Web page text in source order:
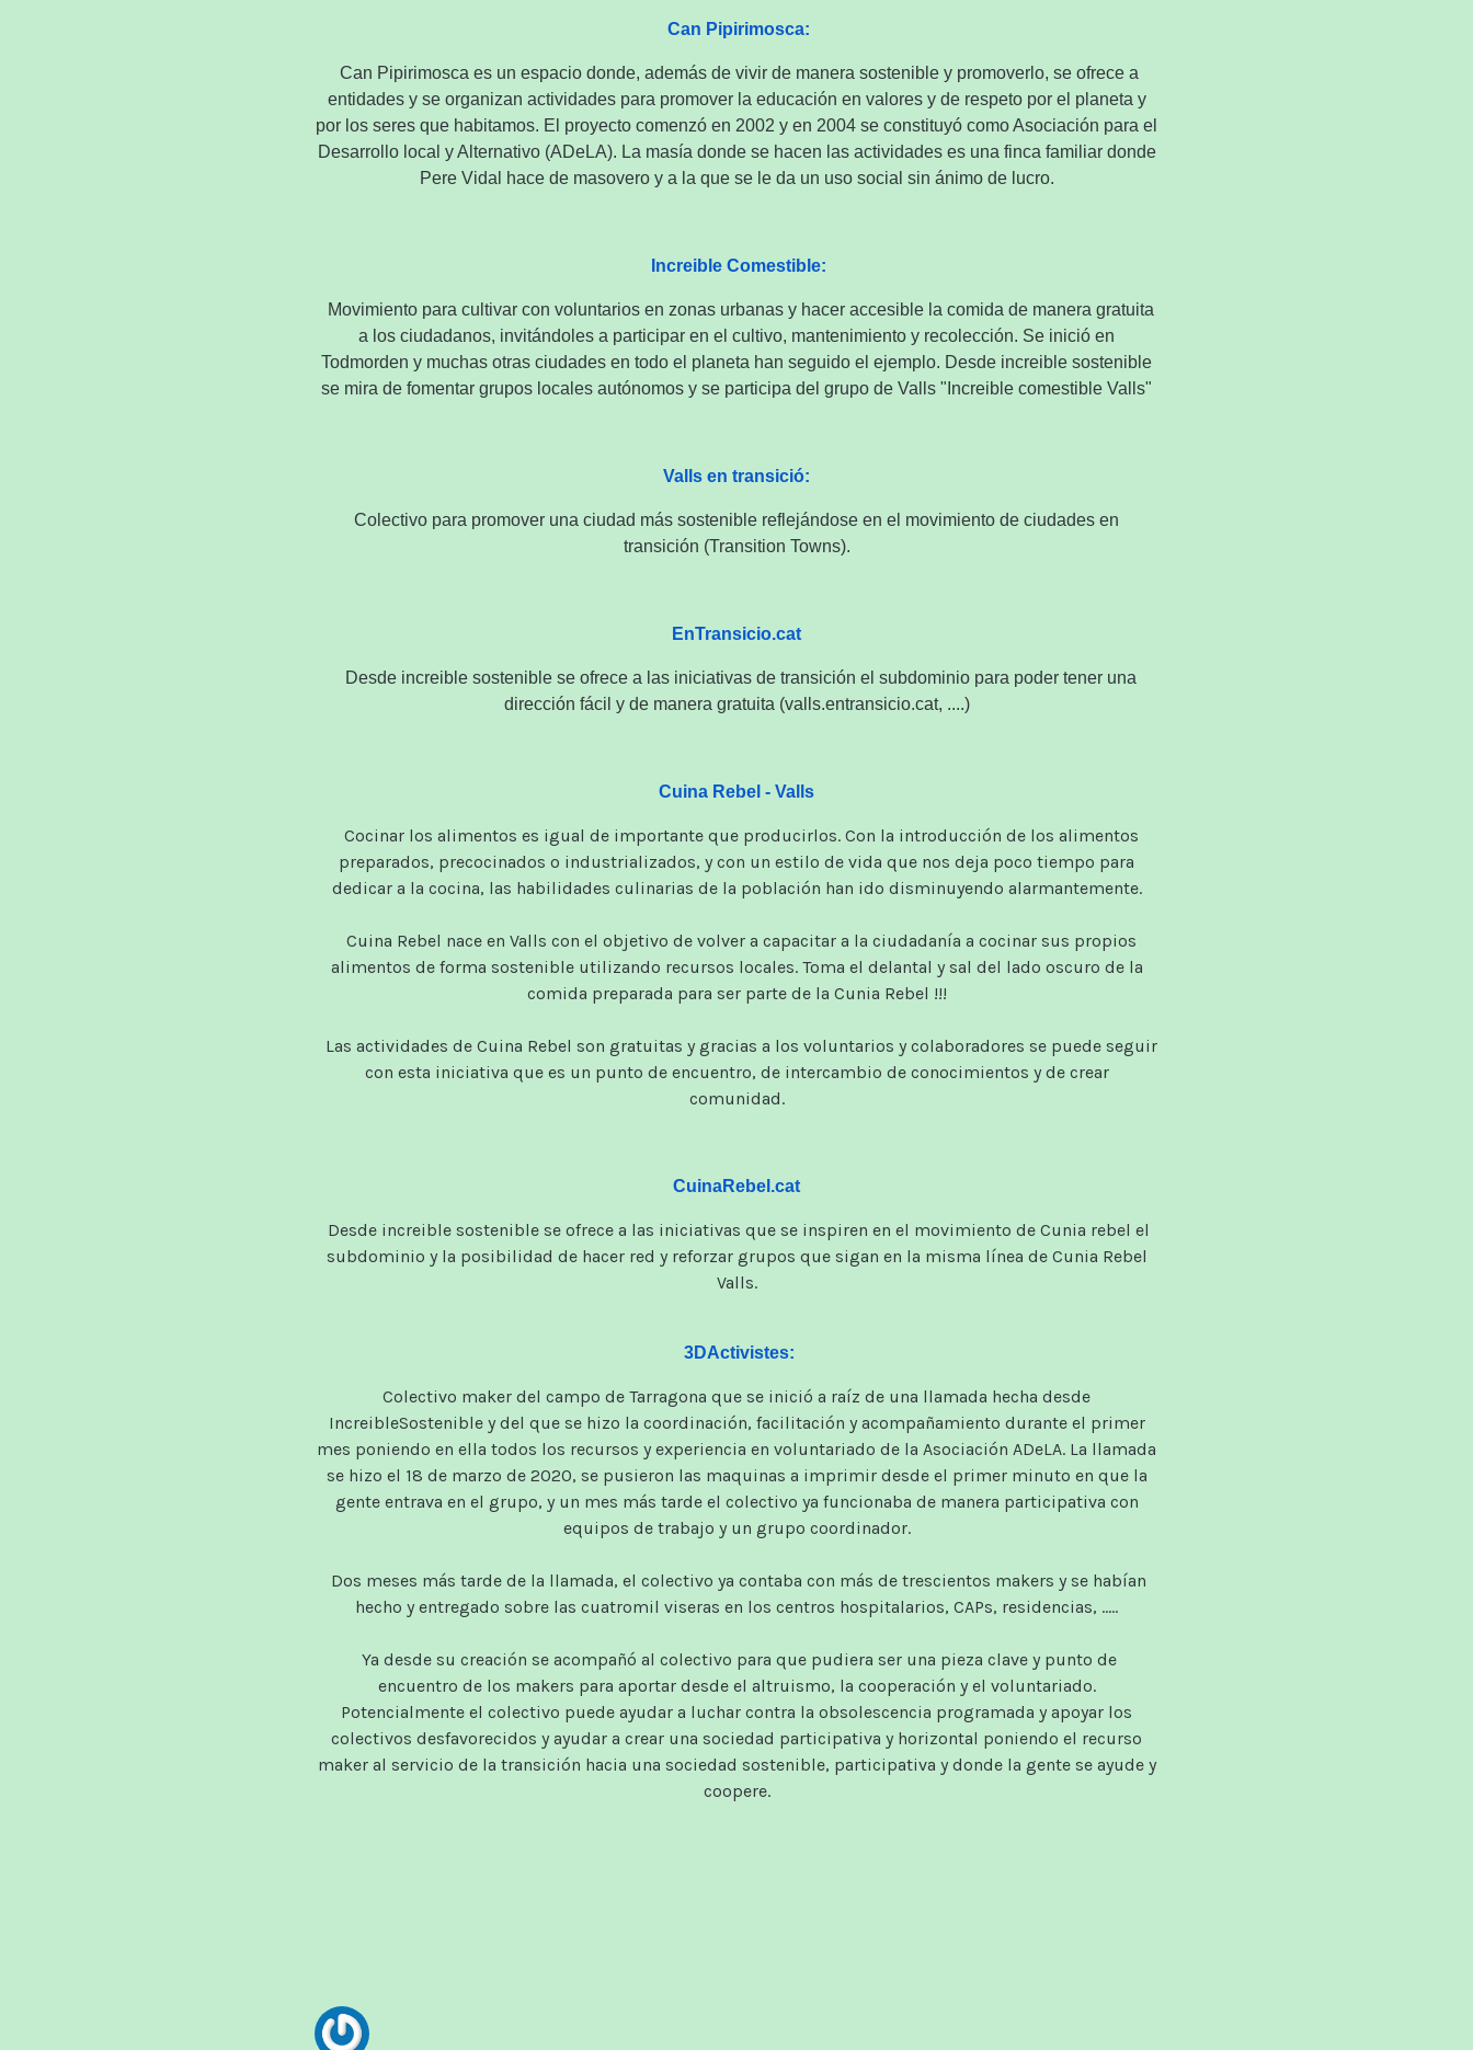
Can Pipirimosca:
Can Pipirimosca es un espacio donde, además de vivir de manera sostenible y promoverlo, se ofrece a
entidades y se organizan actividades para promover la educación en valores y de respeto por el planeta y
por los seres que habitamos. El proyecto comenzó en 2002 y en 2004 se constituyó comoAsociación para el
Desarrollo local y Alternativo (ADeLA). La masía donde se hacen las actividades es una finca familiar donde
Pere Vidal hace demasovero ya la que se le da un uso social sin ánimo de lucro.
Increible Comestible:
Movimiento para cultivar con voluntarios en zonas urbanas y hacer accesible la comida de manera gratuita
a los ciudadanos, invitándoles a participar en el cultivo, mantenimiento y recolección. Se inició en
Todmorden y muchas otras ciudades en todo el planeta han seguido el ejemplo. Desde increible sostenible
se mira de fomentar grupos locales autónomos y se participa del grupo de Valls " Increible comestible Valls"
Valls en transició:
Colectivo para promover una ciudad más sostenible reflejándose en el movimiento de ciudades en
transición (Transition Towns).
EnTransicio.cat
Desde increible sostenible se ofrece a las iniciativas de transición el subdominio para poder tener una
dirección fácil y de manera gratuita (valls.entransicio.cat, ....)
Cuina Rebel - Valls
Cocinar los alimentos es igual de importante que producirlos. Con la introducción de los alimentos
preparados, precocinados o industrializados, y con un estilo de vida que nos deja poco tiempo para
dedicar a la cocina, las habilidades culinarias de la población han ido disminuyendo alarmantemente.
Cuina Rebel nace en Valls con el objetivo de volver a capacitar a la ciudadanía a cocinar sus propios
alimentos de forma sostenible utilizando recursos locales. Toma el delantal y sal del lado oscuro de la
comida preparada para ser parte de la Cunia Rebel !!!
Las actividades de Cuina Rebel son gratuitas y gracias a los voluntarios y colaboradores se puede seguir
con esta iniciativa que es un punto de encuentro, de intercambio de conocimientos y de crear
comunidad.
CuinaRebel.cat
Desde increible sostenible se ofrece a las iniciativas que se inspiren en el movimiento de Cunia rebel el
subdominio y la posibilidad de hacer red y reforzar grupos que sigan en la misma línea de Cunia Rebel
Valls.
3DActivistes:
Colectivo maker del campo de Tarragona que se inició a raíz de una llamada hecha desde
IncreibleSostenible y del que se hizo la coordinación, facilitación y acompañamiento durante el primer
mes poniendo en ella todos los recursos y experiencia en voluntariado de la Asociación ADeLA. La llamada
se hizo el 18 de marzo de 2020, se pusieron las maquinas a imprimir desde el primer minuto en que la
gente entrava en el grupo, y un mes más tarde el colectivo ya funcionaba de manera participativa con
equipos de trabajo y un grupo coordinador.
Dos meses más tarde de la llamada, el colectivo ya contaba con más de trescientos makers y se habían
hecho y entregado sobre las cuatromil viseras en los centros hospitalarios, CAPs, residencias, .....
Ya desde su creación se acompañó al colectivo para que pudiera ser una pieza clave y punto de
encuentro de los makers para aportar desde el altruismo, la cooperación y el voluntariado.
Potencialmente el colectivo puede ayudar a luchar contra la obsolescencia programada y apoyar los
colectivos desfavorecidos y ayudar a crear una sociedad participativa y horizontal poniendo el recurso
maker al servicio de la transición hacia una sociedad sostenible, participativa y donde la gente se ayude y
coopere.